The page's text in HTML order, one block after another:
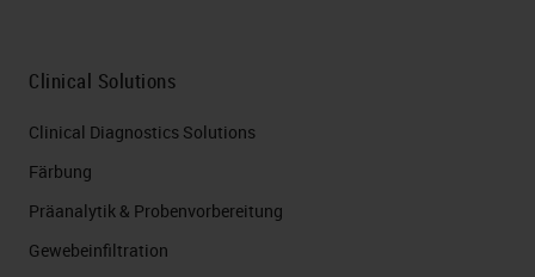
Clinical Solutions
Clinical Diagnostics Solutions
Färbung
Präanalytik & Probenvorbereitung
Gewebeinfiltration